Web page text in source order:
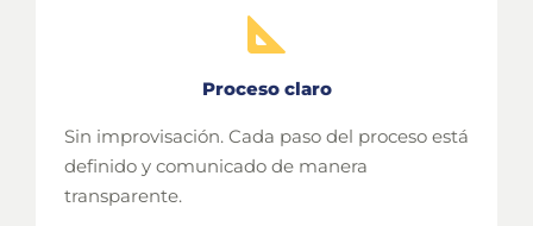
Proceso claro
Sin improvisación. Cada paso del proceso está
definido y comunicado de manera
transparente.